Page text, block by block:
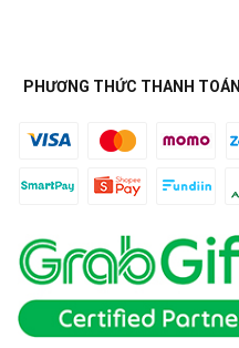
PHƯƠNG THỨC THANH TOÁN